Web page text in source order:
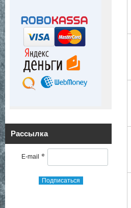
Рассылка
E-mail *
Подписаться